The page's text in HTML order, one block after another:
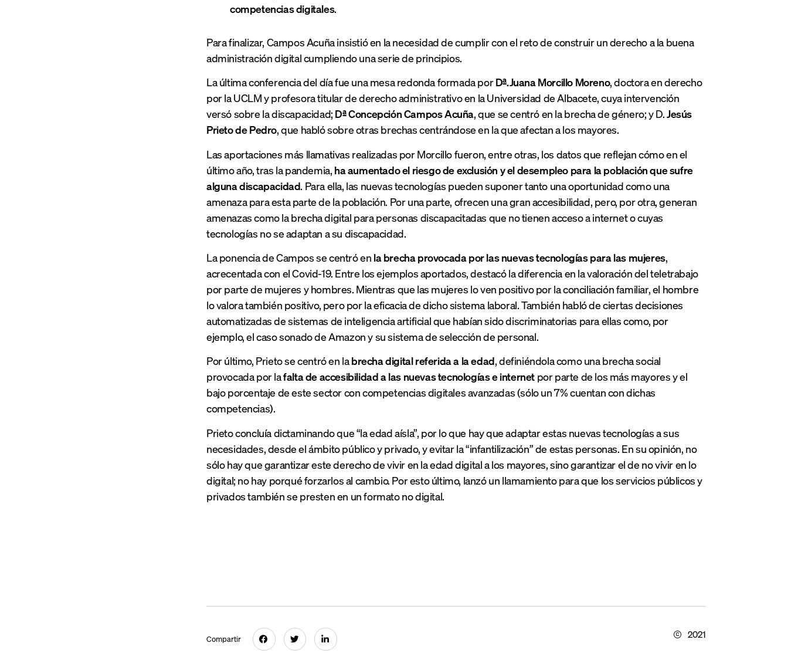
competencias digitales.
Para finalizar, Campos Acuña insistió en la necesidad de cumplir con el reto de construir un derecho a la buena
administración digital cumpliendo una serie de principios.
La última conferencia del día fue una mesa redonda formada porDª.Juana Morcillo Moreno, doctora en derecho
por la UCLM y profesora titular de derecho administrativo en la Universidad de Albacete, cuya intervención
versó sobre la discapacidad; Dª Concepción Campos Acuña, que se centró en la brecha de género; y D.Jesús
Prieto de Pedro, que habló sobre otras brechas centrándose en la que afectan a los mayores.
Las aportaciones más llamativas realizadas por Morcillo fueron, entre otras, los datos que reflejan cómo en el
último año, tras la pandemia, ha aumentado el riesgo de exclusión y el desempleo para la población que sufre
alguna discapacidad. Para ella, las nuevas tecnologías pueden suponer tanto una oportunidad como una
amenaza para esta parte de la población. Por una parte, ofrecen una gran accesibilidad, pero, por otra, generan
amenazas como la brecha digital para personas discapacitadas que no tienen acceso a internet o cuyas
tecnologías no se adaptan a su discapacidad.
La ponencia de Campos se centró en la brecha provocada por las nuevas tecnologías para las mujeres,
acrecentada con el Covid-19. Entre los ejemplos aportados, destacó la diferencia en la valoración del teletrabajo
por parte de mujeres y hombres. Mientras que las mujeres lo ven positivo por la conciliación familiar, el hombre
lo valora también positivo, pero por la eficacia de dicho sistema laboral. También habló de ciertas decisiones
automatizadas de sistemas de inteligencia artificial que habían sido discriminatorias para ellas como, por
ejemplo, el caso sonado de Amazon y su sistema de selección de personal.
Por último, Prieto se centró en labrecha digital referida a la edad, definiéndola como una brecha social
provocada por lafalta de accesibilidad a las nuevas tecnologías e internet por parte de los más mayores y el
bajo porcentaje de este sector con competencias digitales avanzadas (sólo un 7% cuentan con dichas
competencias).
Prieto concluía dictaminando que “la edad aísla”, por lo que hay que adaptar estas nuevas tecnologías a sus
necesidades, desde el ámbito público y privado, y evitar la “infantilización” de estas personas. En su opinión, no
sólo hay que garantizar este derecho de vivir en la edad digital a los mayores, sino garantizar el de no vivir en lo
digital; no hay porqué forzarlos al cambio. Por esto último, lanzó un llamamiento para que los servicios públicos y
privados también se presten en un formato no digital.
Compartir 2021